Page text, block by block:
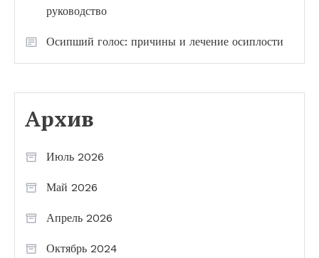
руководство
Осипший голос: причины и лечение осиплости
Архив
Июль 2026
Май 2026
Апрель 2026
Октябрь 2024